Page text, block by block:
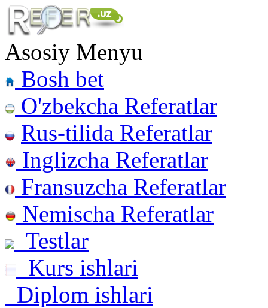
Asosiy Menyu
Bosh bet
O'zbekcha Referatlar
Rus-tilida Referatlar
Inglizcha Referatlar
Fransuzcha Referatlar
Nemischa Referatlar
Testlar
Kurs ishlari
Diplom ishlari